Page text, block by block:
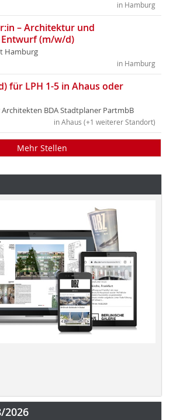
in Hamburg
– Architektur und
(m/w/d)
Hamburg
in Hamburg
für LPH 1-5 in Ahaus oder
BDA Stadtplaner PartmbB
in Ahaus (+1 weiterer Standort)
Mehr Stellen
2026